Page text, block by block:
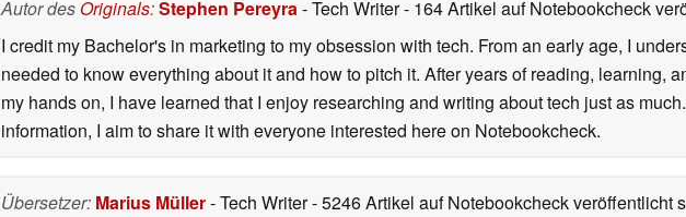
Autor des Originals:Stephen Pereyra- Tech Writer- 164 Artikel auf Notebookcheck
I credit my Bachelor's in marketing to my obsession with tech. From an early age, I
needed to know everything about it and how to pitch it. After years of reading, learning,
my hands on, I have learned that I enjoy researching and writing about tech just as
information, I aim to share it with everyone interested here on Notebookcheck.
Übersetzer: Marius Müller- Tech Writer- 5246 Artikel auf Notebookcheck veröffentlicht